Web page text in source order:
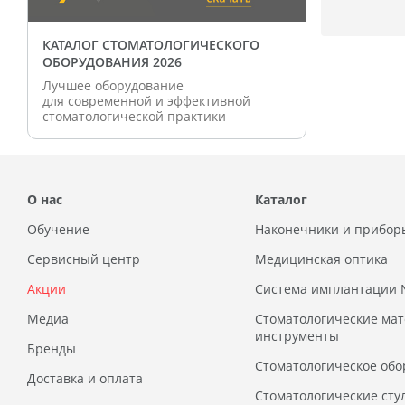
КАТАЛОГ СТОМАТОЛОГИЧЕСКОГО
ОБОРУДОВАНИЯ 2026
Лучшее оборудование
для современной и эффективной
стоматологической практики
О нас
Обучение
Сервисный центр
Акции
Медиа
Бренды
Доставка и оплата
Каталог
Наконечники и
Медицинская оптика
Система имплантации
Стоматологические
инструменты
Стоматологическое
Стоматологические